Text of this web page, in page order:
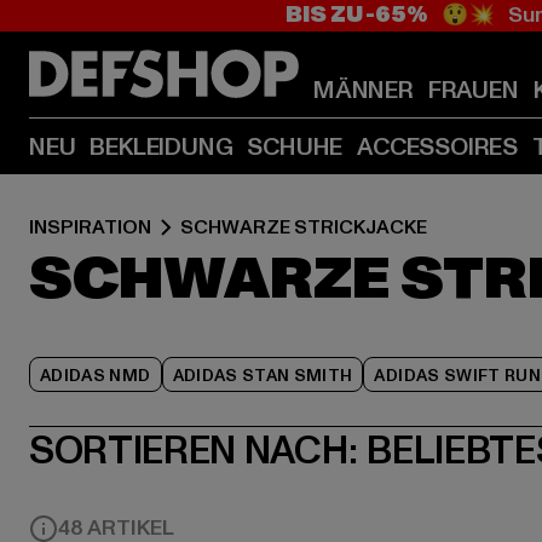
BIS ZU -65% 😲💥
MÄNNER FRAUEN
NEU BEKLEIDUNG SCHUHE ACCESSOIRES
INSPIRATION SCHWARZE STRICKJACKE
SCHWARZE
ADIDAS NMD ADIDAS STAN SMITH ADIDAS SWIFT RUN
SORTIEREN NACH:
48 ARTIKEL